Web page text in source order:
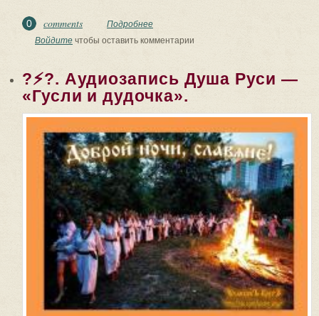
0 comments Подробнее
Субботин (Любослав) — «Эх ты , Русь
Войдитечтобы оставить комментарии
?⚡?. Аудиозапись Душа Руси —
«Гусли и дудочка».